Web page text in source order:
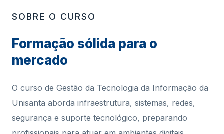
SOBRE O CURSO
Formação sólida para o
mercado
O curso de Gestão da Tecnologia da Informação da
Unisanta aborda infraestrutura, sistemas, redes,
segurança e suporte tecnológico, preparando